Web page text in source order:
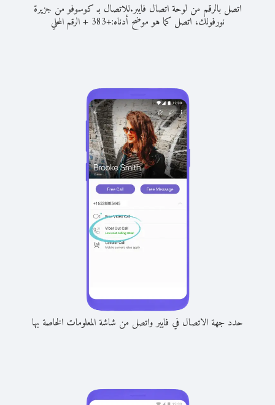
اتصل بالرقم من لوحة اتصال فايبر.للاتصال بـ كوسوفو من جزيرة
نورفولك، اتصل كما هو موضح أدناه:+
383
+الرقم المحلي
حدد جهة الاتصال في فايبر واتصل من شاشة المعلومات الخاصة بها